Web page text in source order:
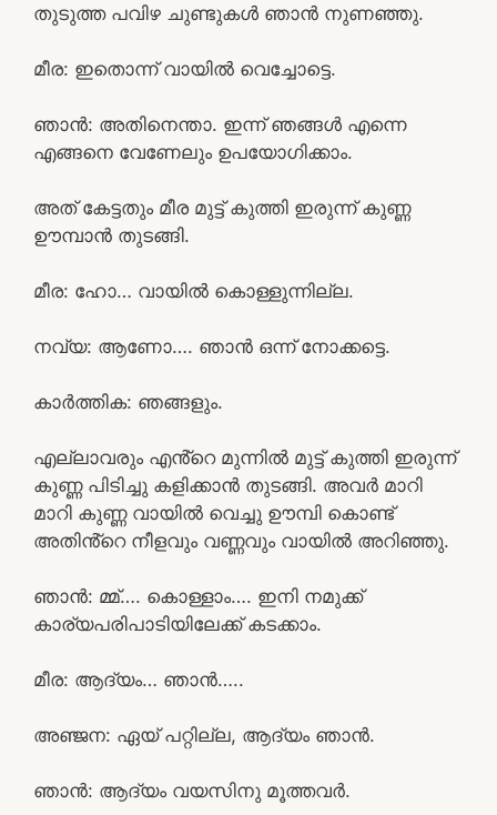
തുടുത്ത പവിഴ ചുണ്ടുകൾ ഞാൻ നുണഞ്ഞു.
മീര: ഇതൊന്ന് വായിൽ വെച്ചോട്ടെ.
ഞാൻ: അതിനെന്താ. ഇന്ന് ഞങ്ങൾ എന്നെ
എങ്ങനെ വേണേലും ഉപയോഗിക്കാം.
അത് കേട്ടതും മീര മുട്ട് കുത്തി ഇരുന്ന് കുണ്ണ
ഊമ്പാൻ തുടങ്ങി.
മീര: ഹോ… വായിൽ കൊള്ളുന്നില്ല.
നവ്യ: ആണോ…. ഞാൻ ഒന്ന് നോക്കട്ടെ.
കാർത്തിക: ഞങ്ങളും.
എല്ലാവരും എൻ്റെ മുന്നിൽ മുട്ട് കുത്തി ഇരുന്ന്
കുണ്ണ പിടിച്ചു കളിക്കാൻ തുടങ്ങി. അവർ മാറി
മാറി കുണ്ണ വായിൽ വെച്ചു ഊമ്പി കൊണ്ട്
അതിൻ്റെ നീളവും വണ്ണവും വായിൽ അറിഞ്ഞു.
ഞാൻ: മ്മ്…. കൊള്ളാം…. ഇനി നമുക്ക്
കാര്യപരിപാടിയിലേക്ക് കടക്കാം.
മീര: ആദ്യം… ഞാൻ…..
അഞ്ജന: ഏയ് പറ്റില്ല, ആദ്യം ഞാൻ.
ഞാൻ: ആദ്യം വയസിനു മൂത്തവർ.